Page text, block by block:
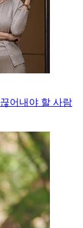
어내야 할 사람